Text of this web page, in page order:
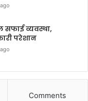
सफाई व्यवस्था,
परेशान
Comments